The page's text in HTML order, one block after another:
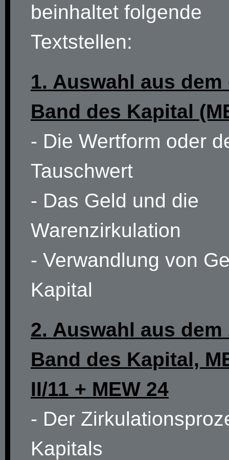
beinhaltet folgende
Textstellen:
1. Auswahl aus dem
Band des Kapital
- Die Wertform oder
Tauschwert
- Das Geld und die
Warenzirkulation
- Verwandlung von
Kapital
2. Auswahl aus dem
Band des Kapital,
II/11 + MEW 24
- Der
Kapitals